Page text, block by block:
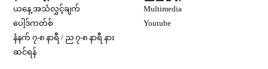
ယနေ့ အသံလွှင့်ချက်
ပေါ့ဒ်ကတ်စ်
နံနက် ၇-၈ နာရီ / ည ၇-၈ နာရီ နား
ဆင်ရန်
Multimedia
Youtube